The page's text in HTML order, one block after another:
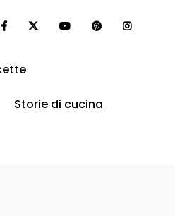
Storie di cucina